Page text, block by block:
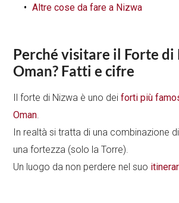
Altre cose da fare a Nizwa
Perché visitare il Forte di
Oman? Fatti e cifre
Il forte di Nizwa è uno deiforti più
Oman
In realtà si tratta di una combinazione
una fortezza (solo la Torre).
Un luogo da non perdere nel suo